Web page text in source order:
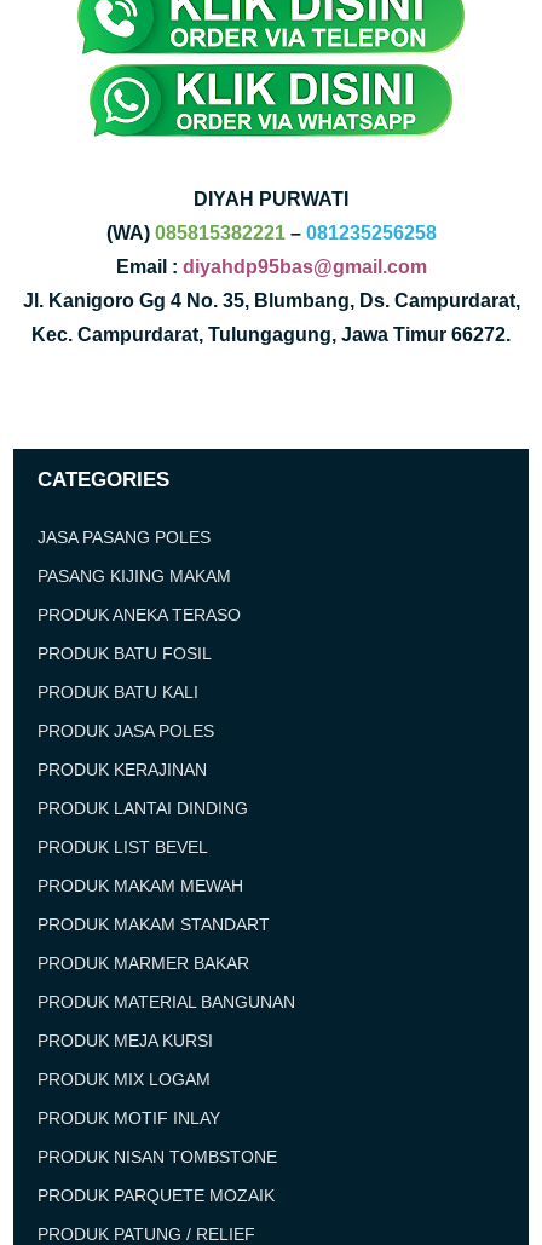
DIYAH PURWATI
(WA) 085815382221– 081235256258
Email : diyahdp95bas@gmail.com
Jl. Kanigoro Gg 4 No. 35, Blumbang, Ds. Campurdarat,
Kec. Campurdarat, Tulungagung, Jawa Timur 66272.
CATEGORIES
JASA PASANG POLES
PASANG KIJING MAKAM
PRODUK ANEKA TERASO
PRODUK BATU FOSIL
PRODUK BATU KALI
PRODUK JASA POLES
PRODUK KERAJINAN
PRODUK LANTAI DINDING
PRODUK LIST BEVEL
PRODUK MAKAM MEWAH
PRODUK MAKAM STANDART
PRODUK MARMER BAKAR
PRODUK MATERIAL BANGUNAN
PRODUK MEJA KURSI
PRODUK MIX LOGAM
PRODUK MOTIF INLAY
PRODUK NISAN TOMBSTONE
PRODUK PARQUETE MOZAIK
PRODUK PATUNG / RELIEF